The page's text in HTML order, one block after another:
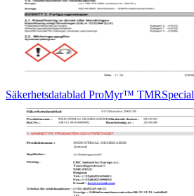
Säkerhetsdatablad ProMyr™ TMRSpecial